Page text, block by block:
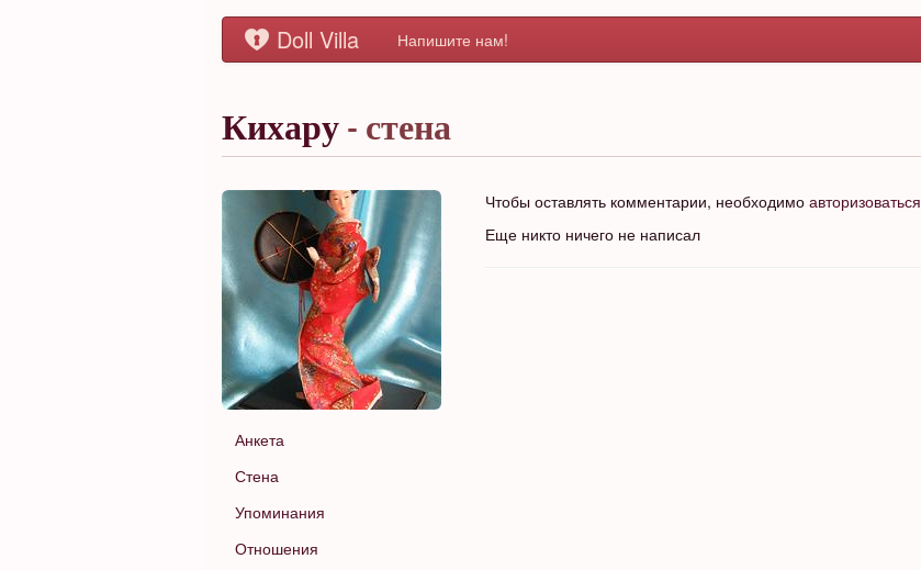
Doll Villa Напишите нам!
Кихару - стена
Анкета
Стена
Упоминания
Отношения
Чтобы оставлять комментарии, необходимо авторизоваться
Еще никто ничего не написал